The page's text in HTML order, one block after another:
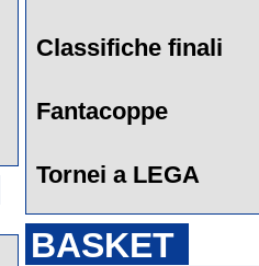
Classifiche finali
Fantacoppe
Tornei a LEGA
BASKET